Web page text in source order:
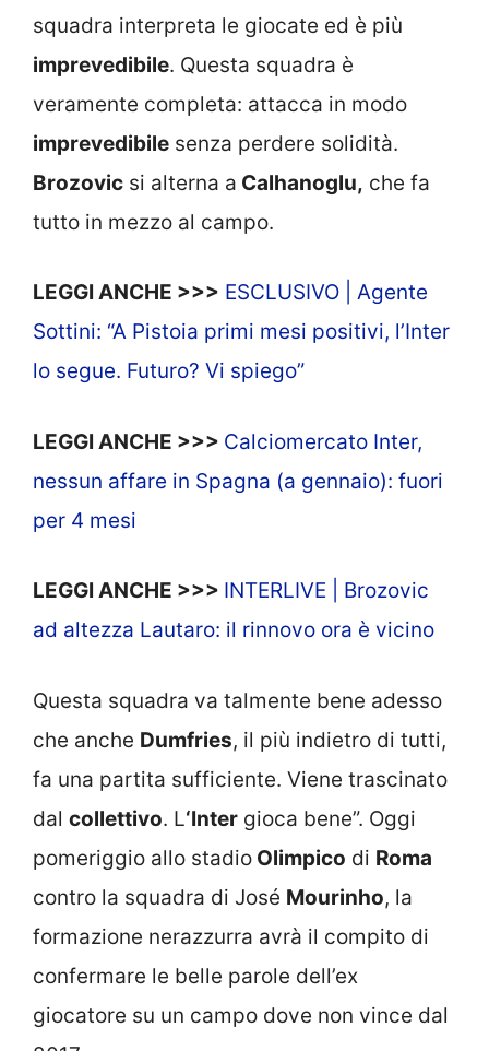
squadra interpreta le giocate ed è più
imprevedibile. Questa squadra è
veramente completa: attacca in modo
imprevedibile senza perdere solidità.
Brozovic si alterna a Calhanoglu, che fa
tutto in mezzo al campo.
LEGGI ANCHE >>> ESCLUSIVO | Agente
Sottini: “A Pistoia primi mesi positivi, l’Inter
lo segue. Futuro? Vi spiego”
LEGGI ANCHE >>> Calciomercato Inter,
nessun affare in Spagna (a gennaio): fuori
per 4 mesi
LEGGI ANCHE >>> INTERLIVE | Brozovic
ad altezza Lautaro: il rinnovo ora è vicino
Questa squadra va talmente bene adesso
che anche Dumfries, il più indietro di tutti,
fa una partita sufficiente. Viene trascinato
dal collettivo. L‘Inter gioca bene”. Oggi
pomeriggio allo stadio Olimpico di Roma
contro la squadra di José Mourinho, la
formazione nerazzurra avrà il compito di
confermare le belle parole dell’ex
giocatore su un campo dove non vince dal